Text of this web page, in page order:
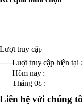
Lượt truy cập
Lượt truy cập hiện tại :
Hôm nay :
Tháng 08 :
Liên hệ với chúng